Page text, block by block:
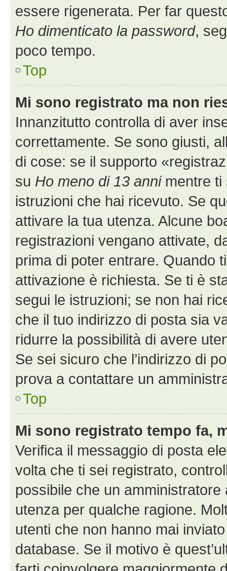
essere rigenerata. Per far
Ho dimenticato la password,
poco tempo.
Top
Mi sono registrato ma non
Innanzitutto controlla di aver
correttamente. Se sono giusti,
di cose: se il supporto
su Ho meno di 13 annimentre ti
istruzioni che hai ricevuto. Se
attivare la tua utenza. Alcune
registrazioni vengano attivate,
prima di poter entrare. Quando
attivazione è richiesta. Se ti è
segui le istruzioni; se non hai
che il tuo indirizzo di posta sia
ridurre la possibilità di avere
Se sei sicuro che l’indirizzo di
prova a contattare un
Top
Mi sono registrato tempo fa,
Verifica il messaggio di posta
volta che ti sei registrato,
possibile che un
utenza per qualche ragione.
utenti che non hanno mai
database. Se il motivo è